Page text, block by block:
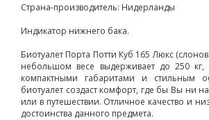
Страна-производитель: Нидерланды
Индикатор нижнего бака.
Биотуалет Порта Потти Куб 165 Люкс
небольшом весе выдерживает до 250
компактными габаритами и стильным
биотуалет создаст комфорт, где бы Вы ни
или в путешествии. Отличное качество и
достоинства данного предмета.